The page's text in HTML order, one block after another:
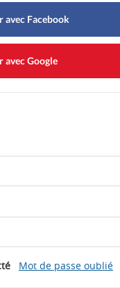
avec Facebook
avec Google
Mot de passe oublié